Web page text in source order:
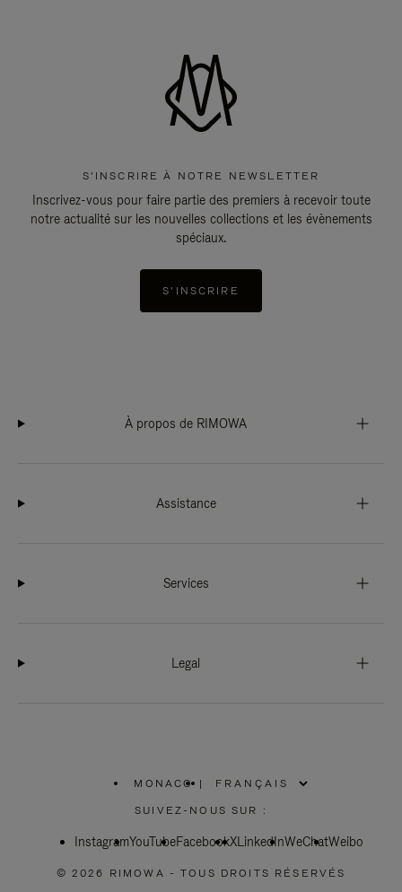
S'INSCRIRE À NOTRE NEWSLETTER
Inscrivez-vous pour faire partie des premiers à recevoir toute
notre actualité sur les nouvelles collections et les évènements
spéciaux.
S'INSCRIRE
À propos de RIMOWA
Assistance
Services
Legal
MONACO
SÉLECTIONNEZ
VOTRE
|
SUIVEZ-NOUS SUR :
InstagramYouTubeFacebookXLinkedInWeChatWeibo
© 2026 RIMOWA - TOUS DROITS RÉSERVÉS